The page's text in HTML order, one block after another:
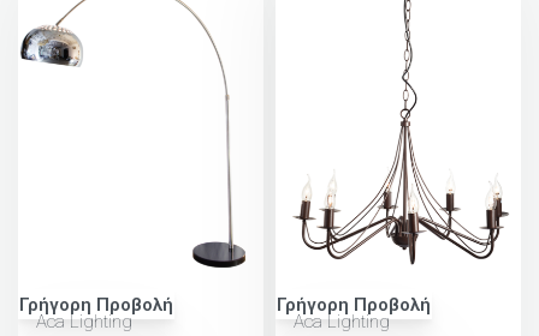
Γρήγορη Προβολή
Aca Lighting
Γρήγορη Προβολή
Aca Lighting